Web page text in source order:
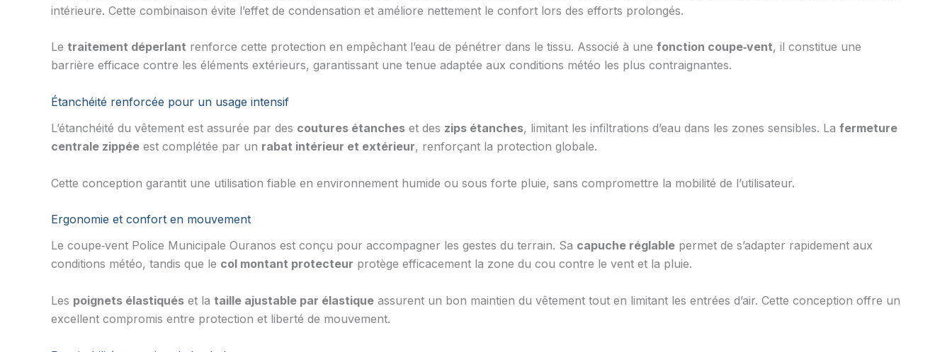
intérieure. Cette combinaison évite l’effet de condensation et améliore nettement le confort lors des efforts prolongés.
Le traitement déperlant renforce cette protection en empêchant l’eau de pénétrer dans le tissu. Associé à une fonction coupe‑vent, il constitue une
barrière efficace contre les éléments extérieurs, garantissant une tenue adaptée aux conditions météo les plus contraignantes.
Étanchéité renforcée pour un usage intensif
L’étanchéité du vêtement est assurée par des coutures étanches et des zips étanches, limitant les infiltrations d’eau dans les zones sensibles. La fermeture
centrale zippée est complétée par un rabat intérieur et extérieur, renforçant la protection globale.
Cette conception garantit une utilisation fiable en environnement humide ou sous forte pluie, sans compromettre la mobilité de l’utilisateur.
Ergonomie et confort en mouvement
Le coupe‑vent Police Municipale Ouranos est conçu pour accompagner les gestes du terrain. Sa capuche réglable permet de s’adapter rapidement aux
conditions météo, tandis que le col montant protecteur protège efficacement la zone du cou contre le vent et la pluie.
Les poignets élastiqués et la taille ajustable par élastique assurent un bon maintien du vêtement tout en limitant les entrées d’air. Cette conception offre un
excellent compromis entre protection et liberté de mouvement.